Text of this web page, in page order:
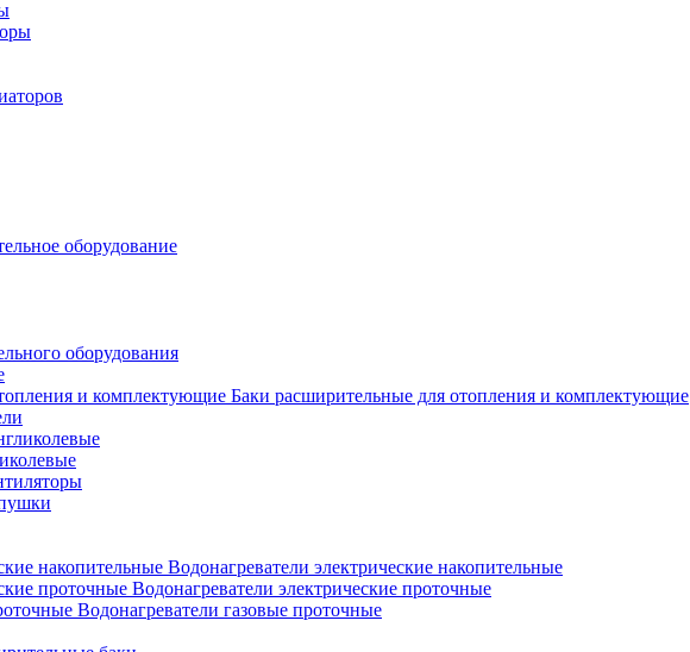
оборудование
оборудования
Баки расширительные для отопления и комплектующие
Водонагреватели электрические накопительные
Водонагреватели электрические проточные
Водонагреватели газовые проточные